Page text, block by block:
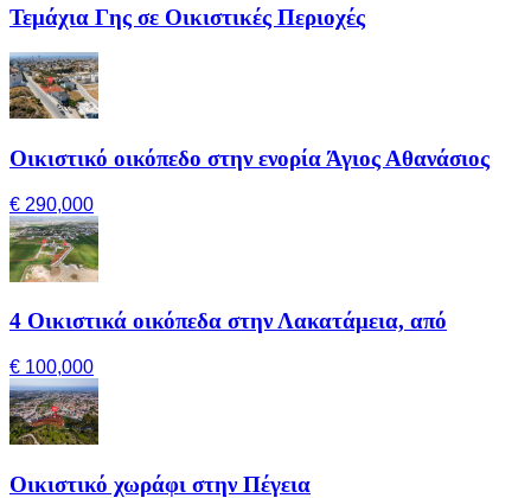
Τεμάχια Γης σε Οικιστικές Περιοχές
Οικιστικό οικόπεδο στην ενορία Άγιος Αθανάσιος
€ 290,000
4 Οικιστικά οικόπεδα στην Λακατάμεια, από
€ 100,000
Οικιστικό χωράφι στην Πέγεια